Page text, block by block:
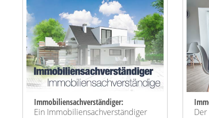
Immobiliensachverständiger:
Ein Immobiliensachverständiger